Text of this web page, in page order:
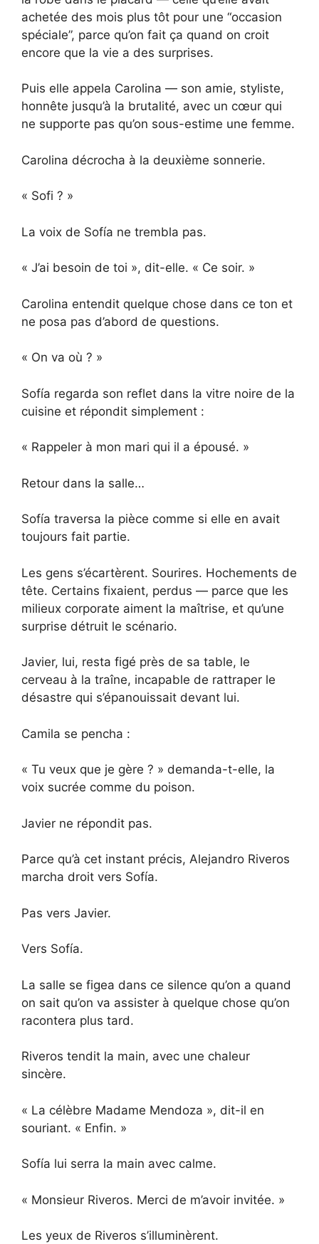
achetée des mois plus tôt pour une “occasion
spéciale”, parce qu’on fait ça quand on croit
encore que la vie a des surprises.
Puis elle appela Carolina — son amie, styliste,
honnête jusqu’à la brutalité, avec un cœur qui
ne supporte pas qu’on sous-estime une femme.
Carolina décrocha à la deuxième sonnerie.
« Sofi ? »
La voix de Sofía ne trembla pas.
« J’ai besoin de toi », dit-elle. « Ce soir. »
Carolina entendit quelque chose dans ce ton et
ne posa pas d’abord de questions.
« On va où ? »
Sofía regarda son reflet dans la vitre noire de la
cuisine et répondit simplement :
« Rappeler à mon mari qui il a épousé. »
Retour dans la salle…
Sofía traversa la pièce comme si elle en avait
toujours fait partie.
Les gens s’écartèrent. Sourires. Hochements de
tête. Certains fixaient, perdus — parce que les
milieux corporate aiment la maîtrise, et qu’une
surprise détruit le scénario.
Javier, lui, resta figé près de sa table, le
cerveau à la traîne, incapable de rattraper le
désastre qui s’épanouissait devant lui.
Camila se pencha :
« Tu veux que je gère ? » demanda-t-elle, la
voix sucrée comme du poison.
Javier ne répondit pas.
Parce qu’à cet instant précis, Alejandro Riveros
marcha droit vers Sofía.
Pas vers Javier.
Vers Sofía.
La salle se figea dans ce silence qu’on a quand
on sait qu’on va assister à quelque chose qu’on
racontera plus tard.
Riveros tendit la main, avec une chaleur
sincère.
« La célèbre Madame Mendoza », dit-il en
souriant. « Enfin. »
Sofía lui serra la main avec calme.
« Monsieur Riveros. Merci de m’avoir invitée. »
Les yeux de Riveros s’illuminèrent.